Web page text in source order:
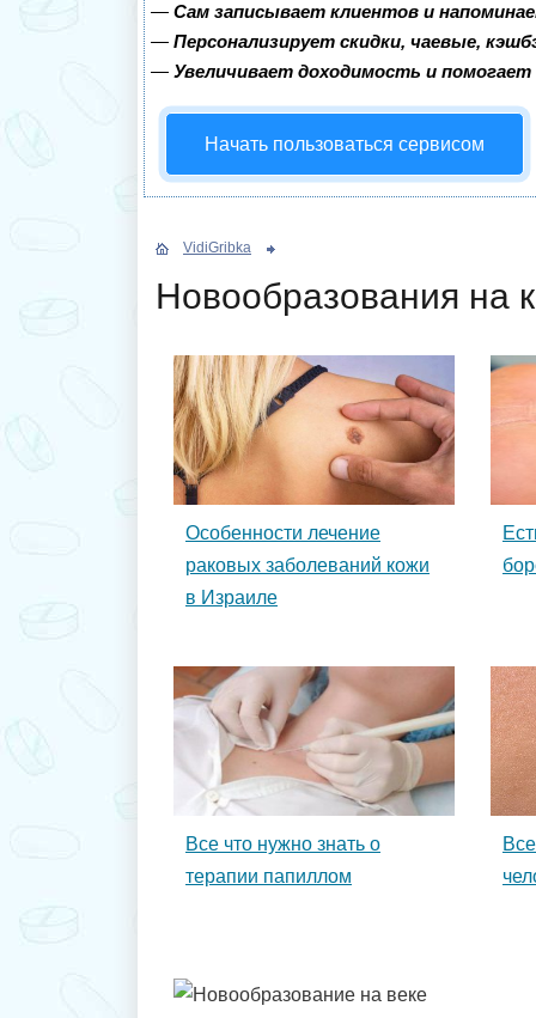
— Сам записывает клиентов и
— Персонализирует скидки, чаевые,
— Увеличивает доходимость и
Начать пользоваться сервисом
VidiGribka
Новообразования на
Особенности лечение
раковых заболеваний кожи
в Израиле
Все что нужно знать о
терапии папиллом